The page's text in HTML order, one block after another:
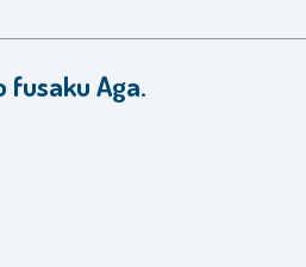
fusaku Aga.